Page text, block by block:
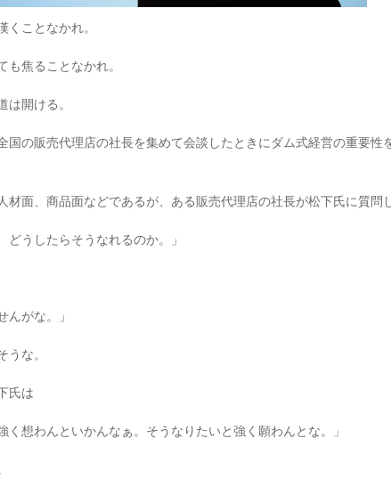
くことなかれ。
も焦ることなかれ。
は開ける。
国の販売代理店の社長を集めて会談したときにダム式経営の重要性
材面、商品面などであるが、ある販売代理店の社長が松下氏に質問
どうしたらそうなれるのか。」
んがな。」
うな。
氏は
く想わんといかんなぁ。そうなりたいと強く願わんとな。」